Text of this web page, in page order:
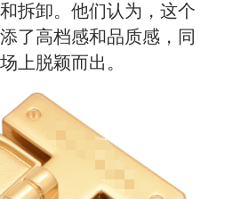
拆卸。他们认为，这个
了高档感和品质感，同
上脱颖而出。